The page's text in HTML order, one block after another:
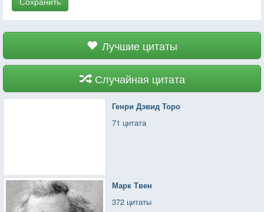
Лучшие цитаты
Случайная цитата
Генри Дэвид Торо
71 цитата
Марк Твен
372 цитаты